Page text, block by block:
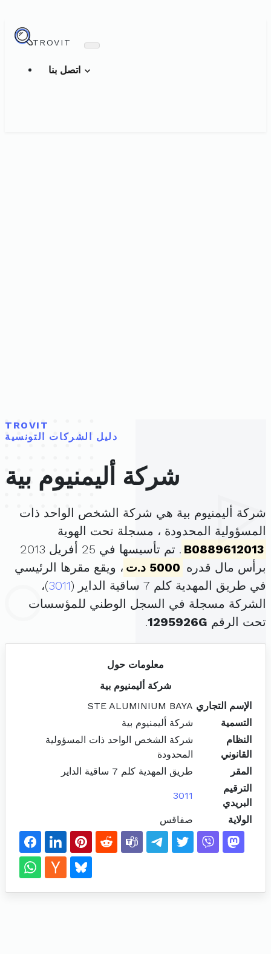
TROVIT
TROVIT
دليل الشركات التونسية
شركة أليمنيوم بية
شركة أليمنيوم بية هي شركة الشخص الواحد ذات
المسؤولية المحدودة ، مسجلة تحت الهوية
B0889612013
. تم تأسيسها في 25 أفريل 2013
برأس مال قدره 5000 د.ت
، ويقع مقرها الرئيسي
في طريق المهدية كلم 7 ساقية الداير (
3011)،
الشركة مسجلة في السجل الوطني للمؤسسات
تحت الرقم 1295926G
.
معلومات حول
شركة أليمنيوم بية
الإسم التجاري STE ALUMINIUM BAYA
التسمية
شركة أليمنيوم بية
النظام
القانوني
شركة الشخص الواحد ذات المسؤولية
المحدودة
المقر
طريق المهدية كلم 7 ساقية الداير
الترقيم
البريدي
3011
الولاية صفاقس